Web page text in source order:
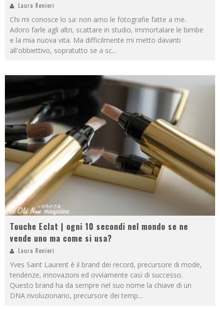
Laura Renieri
Chi mi conosce lo sa: non amo le fotografie fatte a me.
Adoro farle agli altri, scattare in studio, immortalare le bimbe
e la mia nuova vita. Ma difficilmente mi metto davanti
all'obbiettivo, sopratutto se a sc...
Touche Eclat | ogni 10 secondi nel mondo se ne
vende uno ma come si usa?
Laura Renieri
Yves Saint Laurent è il brand dei record, precursore di mode,
tendenze, innovazioni ed ovviamente casi di successo.
Questo brand ha da sempre nel suo nome la chiave di un
DNA rivoluzionario, precursore dei temp...